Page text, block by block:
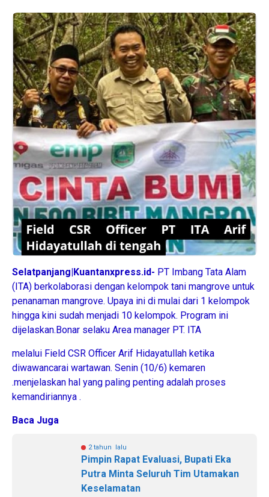
Selatpanjang|Kuantanxpress.id- PT Imbang Tata Alam
(ITA) berkolaborasi dengan kelompok tani mangrove untuk
penanaman mangrove. Upaya ini di mulai dari 1 kelompok
hingga kini sudah menjadi 10 kelompok. Program ini
dijelaskan.Bonar selaku Area manager PT. ITA
melalui Field CSR Officer Arif Hidayatullah ketika
diwawancarai wartawan. Senin (10/6) kemaren
.menjelaskan hal yang paling penting adalah proses
kemandiriannya .
Baca Juga
2 tahun lalu
Pimpin Rapat Evaluasi, Bupati Eka
Putra Minta Seluruh Tim Utamakan
Keselamatan